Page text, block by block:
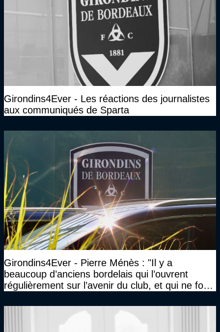
Girondins4Ever - Les réactions des journalistes
aux communiqués de Sparta
Girondins4Ever - Pierre Ménès : "Il y a
beaucoup d’anciens bordelais qui l’ouvrent
régulièrement sur l’avenir du club, et qui ne font